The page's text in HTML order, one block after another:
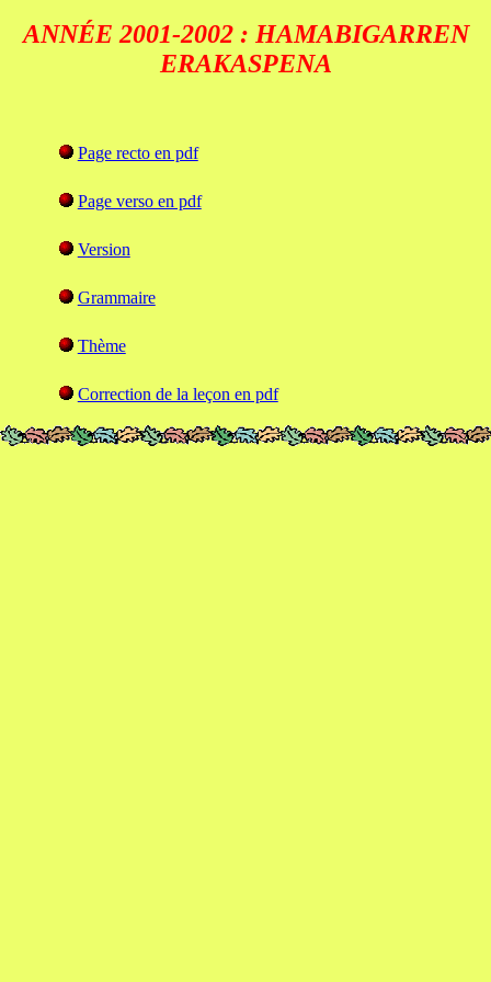
ANNÉE 2001-2002 : HAMABIGARREN
ERAKASPENA
Page recto en pdf
Page verso en pdf
Version
Grammaire
Thème
Correction de la leçon en pdf